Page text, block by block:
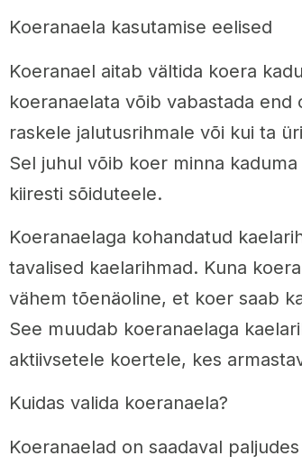
Koeranaela kasutamise eelised
Koeranael aitab vältida koera
koeranaelata võib vabastada
raskele jalutusrihmale või kui ta
Sel juhul võib koer minna
kiiresti sõiduteele.
Koeranaelaga kohandatud
tavalised kaelarihmad. Kuna
vähem tõenäoline, et koer saab
See muudab koeranaelaga
aktiivsetele koertele, kes
Kuidas valida koeranaela?
Koeranaelad on saadaval